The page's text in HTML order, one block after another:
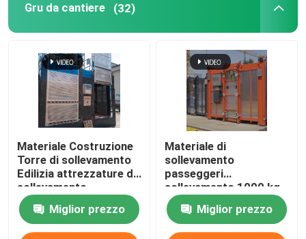
Gru da cantiere (32)
Materiale Costruzione
Torre di sollevamento
Edilizia attrezzature di
sollevamento
Miglior prezzo
Materiale di
sollevamento
passeggeri
sollevamento 1000 kg
carico
Miglior prezzo